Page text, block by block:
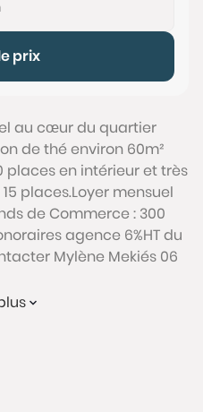
prix
au cœur du quartier
de thé environ 60m²
places en intérieur et très
places.Loyer mensuel
de Commerce : 300
agence 6%HT du
Mylène Mekiés 06
5 du code monétaire